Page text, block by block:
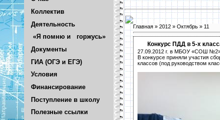
Коллектив
Деятельность
«Я помню и горжусь»
Документы
ГИА (ОГЭ и ЕГЭ)
Условия
Финансирование
Поступление в школу
Полезные ссылки
Главная » 2012 » Октябрь » 11
Конкурс ПДД в 5-х
27.09.2012 г. в МБОУ «СОШ №2»
В конкурсе приняли участия
классов (под руководством